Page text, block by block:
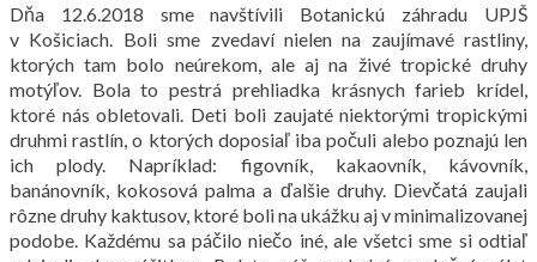
Dňa 12.6.2018 sme navštívili Botanickú záhradu UPJŠ
v Košiciach. Boli sme zvedaví nielen na zaujímavé rastliny,
ktorých tam bolo neúrekom, ale aj na živé tropické druhy
motýľov. Bola to pestrá prehliadka krásnych farieb krídel,
ktoré nás obletovali. Deti boli zaujaté niektorými tropickými
druhmi rastlín, o ktorých doposiaľ iba počuli alebo poznajú len
ich plody. Napríklad: figovník, kakaovník, kávovník,
banánovník, kokosová palma a ďalšie druhy. Dievčatá zaujali
rôzne druhy kaktusov, ktoré boli na ukážku aj v minimalizovanej
podobe. Každému sa páčilo niečo iné, ale všetci sme si odtiaľ